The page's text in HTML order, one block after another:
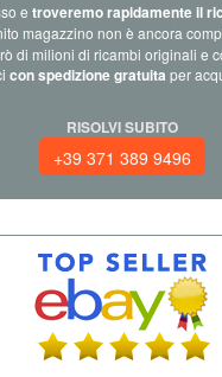
e troveremo rapidamente il
magazzino non è ancora
di milioni di ricambi originali e
con spedizione gratuita per
RISOLVI SUBITO
+39 371 389 9496